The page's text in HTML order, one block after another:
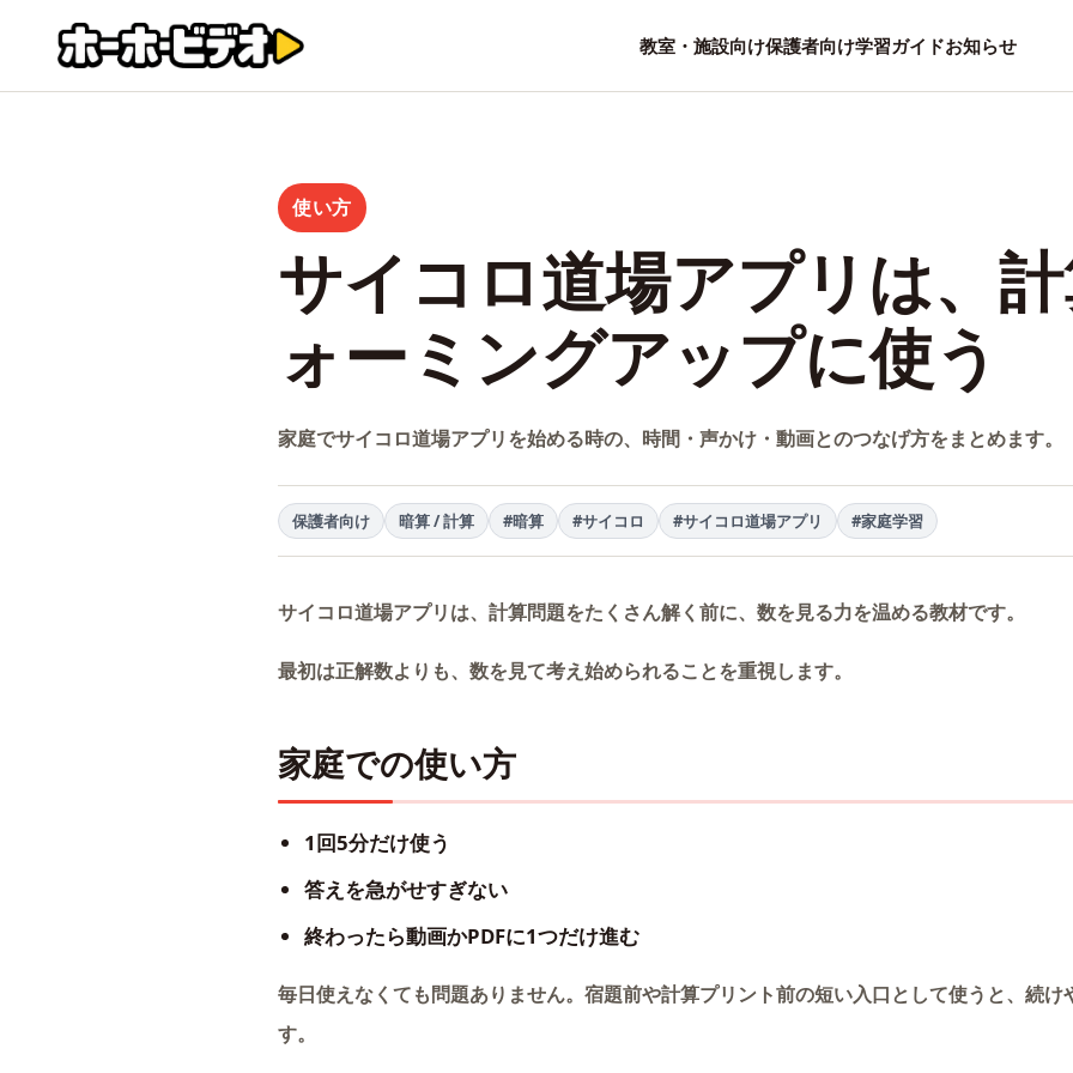
教室・施設向け保護者向け学習ガイドお知らせ
使い方
サイコロ道場アプリは、
ォーミングアップに使う
家庭でサイコロ道場アプリを始める時の、時間・声かけ・動画とのつなげ方をまとめます。
保護者向け 暗算 / 計算 #暗算 #サイコロ #サイコロ道場アプリ #家庭学習
サイコロ道場アプリは、計算問題をたくさん解く前に、数を見る力を温める教材です。
最初は正解数よりも、数を見て考え始められることを重視します。
家庭での使い方
1回5分だけ使う
答えを急がせすぎない
終わったら動画かPDFに1つだけ進む
毎日使えなくても問題ありません。宿題前や計算プリント前の短い入口として使うと、続け
す。